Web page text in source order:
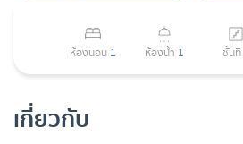
ห้องนอน 1 ห้องน้ำ 1 ชั้นที่
เกี่ยวกับ